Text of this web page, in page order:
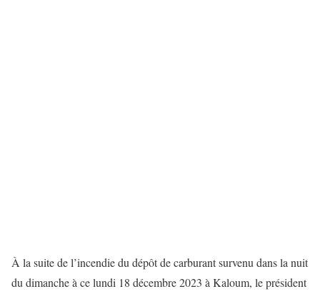
À la suite de l’incendie du dépôt de carburant survenu dans la nuit
du dimanche à ce lundi 18 décembre 2023 à Kaloum, le président